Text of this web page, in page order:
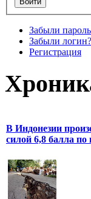
Забыли
Забыли логин?
Регистрация
В Индонезии
силой 6,8 балла